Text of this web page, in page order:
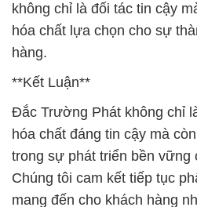
không chỉ là đối tác tin cậy
hóa chất lựa chọn cho sự
hàng.
**Kết Luận**
Đắc Trường Phát không chỉ
hóa chất đáng tin cậy mà
trong sự phát triển bền vững
Chúng tôi cam kết tiếp tục
mang đến cho khách hàng